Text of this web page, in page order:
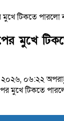
মুখে টিকতে পারলো
মুখে
২০২৬, ০৬:২২